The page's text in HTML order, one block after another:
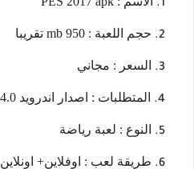
حجم اللعبة : 950 mb تقريبا
السعر : مجاني
المتطلبات : اصدار اندرويد 4.0 ومافوق الاصدار.
النوع : لعبة رياضة
طريقة لعب : اوفلاين+ اونلاين